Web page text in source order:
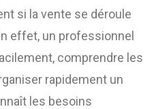
si la vente se déroule
effet, un professionnel
comprendre les
rapidement un
les besoins